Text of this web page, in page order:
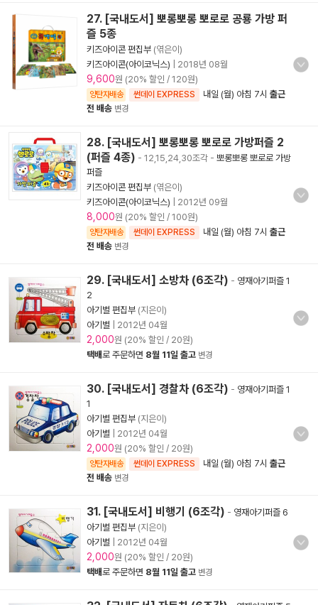
27. [국내도서] 뽀롱뽀롱 뽀로로 공룡 가방 퍼
즐 5종
키즈아이콘 편집부 (엮은이)
키즈아이콘(아이코닉스)
2018년 08월
9,600원 (20% 할인 / 120원)
양탄자배송 썬데이 EXPRESS 내일 (월) 아침 7시 출근
전 배송 변경
28. [국내도서] 뽀롱뽀롱 뽀로로 가방퍼즐 2
(퍼즐 4종) - 12,15,24,30조각 - 뽀롱뽀롱 뽀로로 가방
퍼즐
키즈아이콘 편집부 (엮은이)
키즈아이콘(아이코닉스)
2012년 09월
8,000원 (20% 할인 / 100원)
양탄자배송 썬데이 EXPRESS 내일 (월) 아침 7시 출근
전 배송 변경
29. [국내도서] 소방차 (6조각) - 영재아기퍼즐 1
2
아기별 편집부 (지은이)
아기별
2012년 04월
2,000원 (20% 할인 / 20원)
택배로 주문하면 8월 11일 출고 변경
30. [국내도서] 경찰차 (6조각) - 영재아기퍼즐 1
1
아기별 편집부 (지은이)
아기별
2012년 04월
2,000원 (20% 할인 / 20원)
양탄자배송 썬데이 EXPRESS 내일 (월) 아침 7시 출근
전 배송 변경
31. [국내도서] 비행기 (6조각) - 영재아기퍼즐 6
아기별 편집부 (지은이)
아기별
2012년 04월
2,000원 (20% 할인 / 20원)
택배로 주문하면 8월 11일 출고 변경